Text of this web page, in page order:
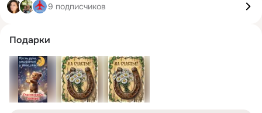
9 подписчиков
Подарки